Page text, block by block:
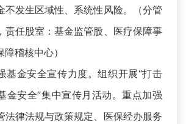
不发生区域性、系统性风险。（分管
责任股室：基金监管股、医疗保障事
稽核中心）
基金安全宣传力度。组织开展“打击
金安全”集中宣传月活动。重点加强
法律法规与政策规定、医保经办服务